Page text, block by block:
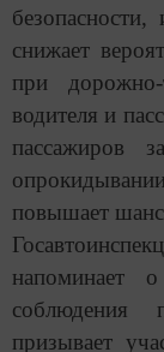
безопасности,
снижает
при дорожно-
водителя и
пассажиров
повышает
напоминает о
соблюдения
призывает